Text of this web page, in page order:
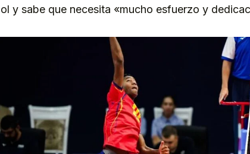
y sabe que necesita «mucho esfuerzo y